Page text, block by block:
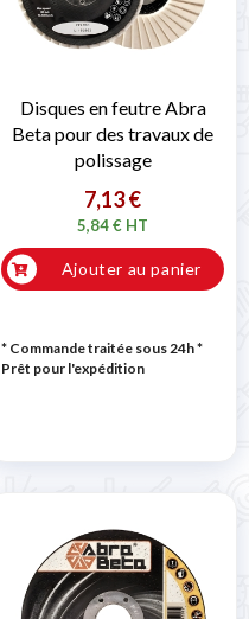
Disques en feutre Abra
Beta pour des travaux de
polissage
7,13 €
5,84 € HT
Ajouter au panier
* Commande traitée sous 24h*
Prêt pour l'expédition